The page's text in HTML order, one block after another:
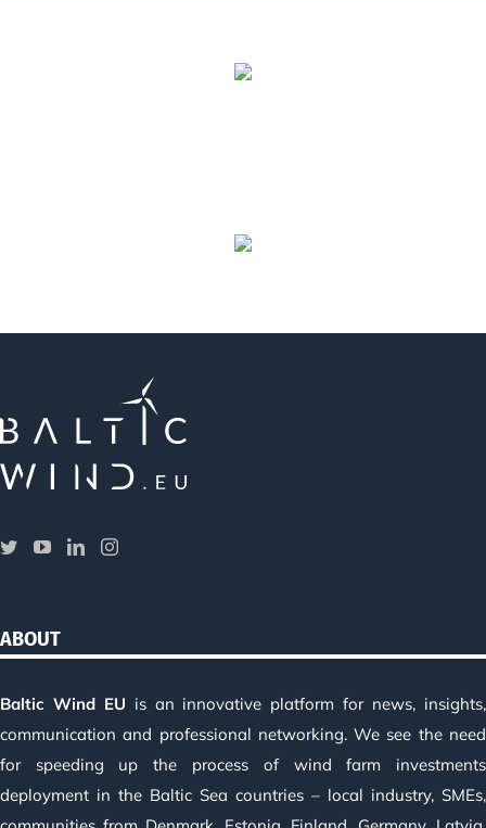
ABOUT
Baltic Wind EU is an innovative platform for news, insights,
communication and professional networking. We see the need
for speeding up the process of wind farm investments
deployment in the Baltic Sea countries – local industry, SMEs,